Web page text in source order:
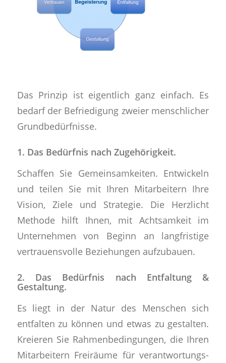
Das Prinzip ist eigentlich ganz einfach. Es
bedarf der Befriedigung zweier menschlicher
Grundbedürfnisse.
1. Das Bedürfnis nach Zugehörigkeit.
Schaffen Sie Gemeinsamkeiten. Entwickeln
und teilen Sie mit Ihren Mitarbeitern Ihre
Vision, Ziele und Strategie. Die Herzlicht
Methode hilft Ihnen, mit Achtsamkeit im
Unternehmen von Beginn an langfristige
vertrauensvolle Beziehungen aufzubauen.
2. Das Bedürfnis nach Entfaltung &
Gestaltung.
Es liegt in der Natur des Menschen sich
entfalten zu können und etwas zu gestalten.
Kreieren Sie Rahmenbedingungen, die Ihren
Mitarbeitern Freiräume für verantwortungs-